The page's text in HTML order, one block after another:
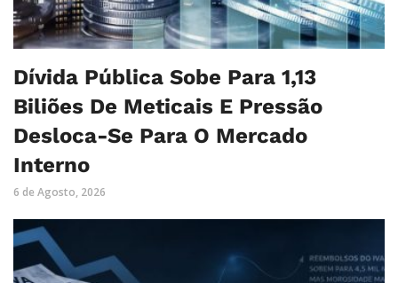
Dívida Pública Sobe Para 1,13
Biliões De Meticais E Pressão
Desloca-Se Para O Mercado
Interno
6 de Agosto, 2026